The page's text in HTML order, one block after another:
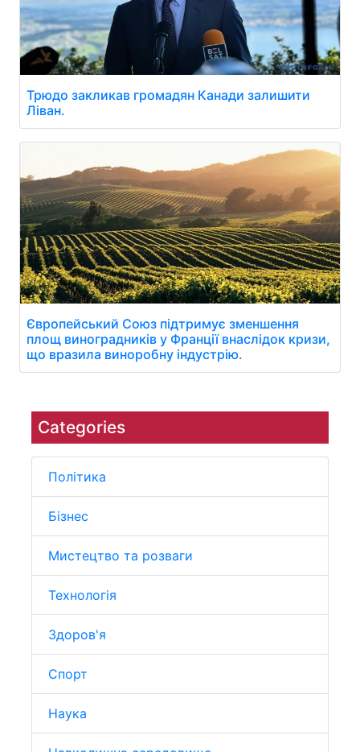
Categories
Політика
Бізнес
Мистецтво та розваги
Технологія
Здоров'я
Спорт
Наука
Трюдо закликав громадян Канади залишити
Ліван.
Європейський Союз підтримує зменшення
площ виноградників у Франції внаслідок кризи,
що вразила виноробну індустрію.